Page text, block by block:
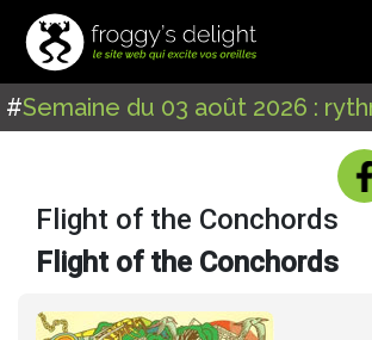
#Semaine du 03 août 2026 :
Flight of the Conchords
Flight of the Conchords